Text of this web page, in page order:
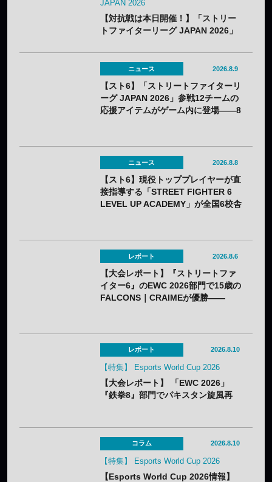
JAPAN 2026
【対抗戦は本日開催！】「ストリー
トファイターリーグ JAPAN 2026」
公開——8月25日（火）開幕
ニュース 2026.8.9
【スト6】「ストリートファイターリ
ーグ JAPAN 2026」参戦12チームの
応援アイテムがゲーム内に登場——8
ニュース 2026.8.8
【スト6】現役トッププレイヤーが直
接指導する「STREET FIGHTER 6
LEVEL UP ACADEMY」が全国6校舎
レポート 2026.8.6
【大会レポート】『ストリートファ
イター6』のEWC 2026部門で15歳の
FALCONS｜CRAIMEが優勝——
レポート 2026.8.10
【特集】 Esports World Cup 2026
【大会レポート】 「EWC 2026」
『鉄拳8』部門でパキスタン旋風再
コラム 2026.8.10
【特集】 Esports World Cup 2026
【Esports World Cup 2026情報】